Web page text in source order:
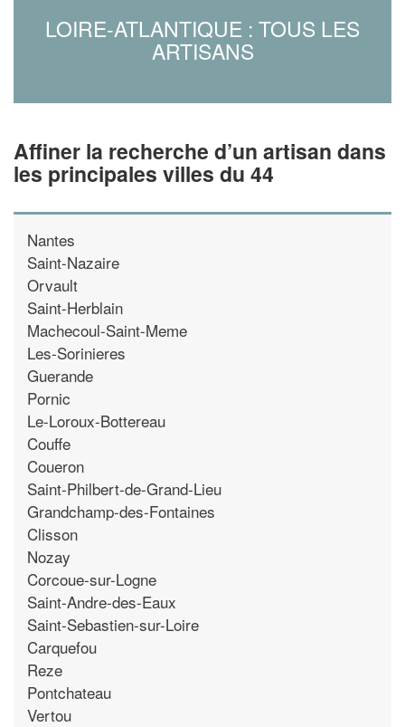
LOIRE-ATLANTIQUE : TOUS LES
ARTISANS
Affiner la recherche d’un artisan dans
les principales villes du 44
Nantes
Saint-Nazaire
Orvault
Saint-Herblain
Machecoul-Saint-Meme
Les-Sorinieres
Guerande
Pornic
Le-Loroux-Bottereau
Couffe
Coueron
Saint-Philbert-de-Grand-Lieu
Grandchamp-des-Fontaines
Clisson
Nozay
Corcoue-sur-Logne
Saint-Andre-des-Eaux
Saint-Sebastien-sur-Loire
Carquefou
Reze
Pontchateau
Vertou